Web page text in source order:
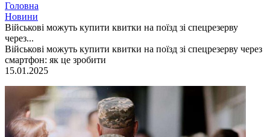
Головна
Новини
Військові можуть купити квитки на поїзд зі спецрезерву
через...
Військові можуть купити квитки на поїзд зі спецрезерву через
смартфон: як це зробити
15.01.2025